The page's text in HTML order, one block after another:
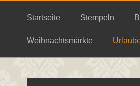
Startseite Stempeln
Weihnachtsmärkte